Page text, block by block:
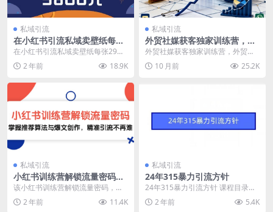
私域引流
在小红书引流私域卖壁纸每张
29元单日最高卖出200张(0-1
搭建教程)【揭秘】
在小红书引流私域卖壁纸每张29元
单日最高卖出200张(0-1搭建教程)
【揭秘】 ...
2 年前 18.9K
私域引流
外贸社媒获客独家训练营，外
贸新模式，快速做外贸
外贸社媒获客独家训练营，外贸新
模式，快速做外贸 课程介绍： 课程
涵盖社媒账号搭建...
10 月前 25.2K
私域引流
小红书训练营解锁流量密码，
掌握推荐算法与爆文创作，精
准引流不再难
该小红书训练营解锁流量密码，旨
在帮助学员撕开流量入口，获取优
质流量，并解锁低成本...
2 年前 11.4K
私域引流
24年315暴力引流方针
24年315暴力引流方针 课程目录：
第一节课：实战工具准备 第二节
课：如何认为...
2 年前 5.4K